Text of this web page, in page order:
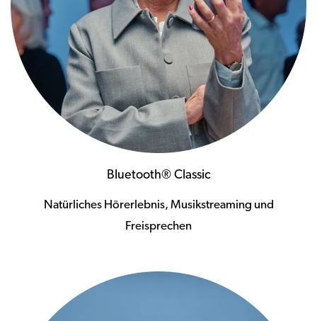
Bluetooth® Classic
Natürliches Hörerlebnis, Musikstreaming und
Freisprechen